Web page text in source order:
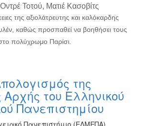
Οντρέ Τοτού, Ματιέ Κασοβίτς
της αξιολάτρευτης και καλόκαρδης
καθώς προσπαθεί να βοηθήσει τους
πολύχρωμο Παρίσι.
της
Αρχής του Ελληνικού
Πανεπιστημίου
Πανεπιστήμιο (ΕΛΜΕΠΑ)